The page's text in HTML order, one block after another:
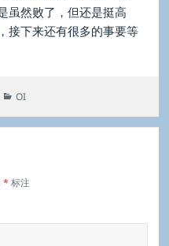
虽然败了，但还是挺高
接下来还有很多的事要等
分
OI
* 标注